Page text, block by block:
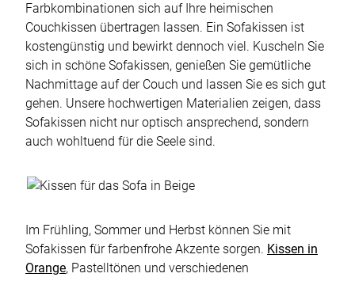
Farbkombinationen sich auf Ihre heimischen
Couchkissen übertragen lassen. Ein Sofakissen ist
kostengünstig und bewirkt dennoch viel. Kuscheln Sie
sich in schöne Sofakissen, genießen Sie gemütliche
Nachmittage auf der Couch und lassen Sie es sich gut
gehen. Unsere hochwertigen Materialien zeigen, dass
Sofakissen nicht nur optisch ansprechend, sondern
auch wohltuend für die Seele sind.
Im Frühling, Sommer und Herbst können Sie mit
Sofakissen für farbenfrohe Akzente sorgen. Kissen in
Orange, Pastelltönen und verschiedenen